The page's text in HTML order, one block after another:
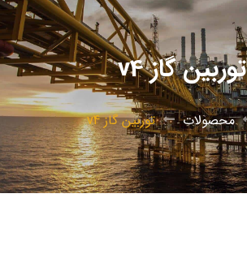
توربین گاز v4
محصولات توربین گاز v4